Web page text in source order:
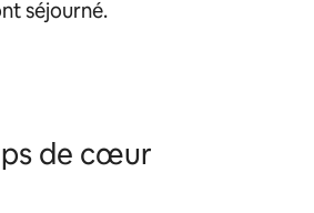
séjourné.
de cœur